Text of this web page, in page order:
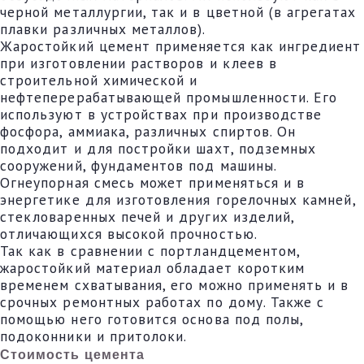
черной металлургии, так и в цветной (в агрегатах
плавки различных металлов).
Жаростойкий цемент применяется как ингредиент
при изготовлении растворов и клеев в
строительной химической и
нефтеперерабатывающей промышленности. Его
используют в устройствах при производстве
фосфора, аммиака, различных спиртов. Он
подходит и для постройки шахт, подземных
сооружений, фундаментов под машины.
Огнеупорная смесь может применяться и в
энергетике для изготовления горелочных камней,
стекловаренных печей и других изделий,
отличающихся высокой прочностью.
Так как в сравнении с портландцементом,
жаростойкий материал обладает коротким
временем схватывания, его можно применять и в
срочных ремонтных работах по дому. Также с
помощью него готовится основа под полы,
подоконники и притолоки.
Стоимость цемента